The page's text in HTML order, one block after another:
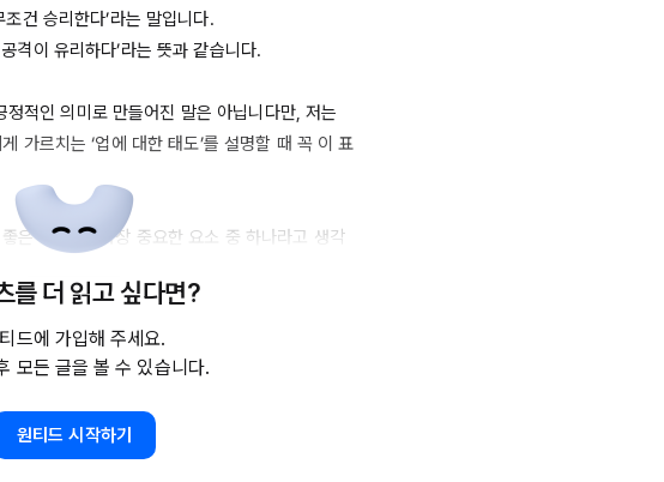
건 승리한다’라는 말입니다.
격이 유리하다’라는 뜻과 같습니다.
정적인 의미로 만들어진 말은 아닙니다만, 저는
가르치는 ‘업에 대한 태도’를 설명할 때 꼭 이 표
은 태도’ 중 가장 중요한 요소 중 하나라고 생각
하기 위한 더할 나위 없는 표현이기 때문입니다. 계
하며 담당자로서 가려운 곳을 먼저 긁어주거나,
점이 왔을 때 일종의 조치를 취하는 것. 저는 이
모든 업에서 통용됩니다.
를 더 읽고 싶다면?
드에 가입해 주세요.
모든 글을 볼 수 있습니다.
원티드 시작하기